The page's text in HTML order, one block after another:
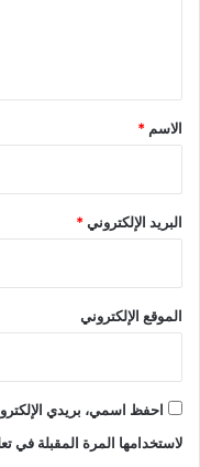
د
ن
و
خ
م
*
الاسم *
البريد الإلكتروني*
الموقع الإلكتروني
احفظ اسمي، بريدي
لاستخدامها المرة المقبلة في